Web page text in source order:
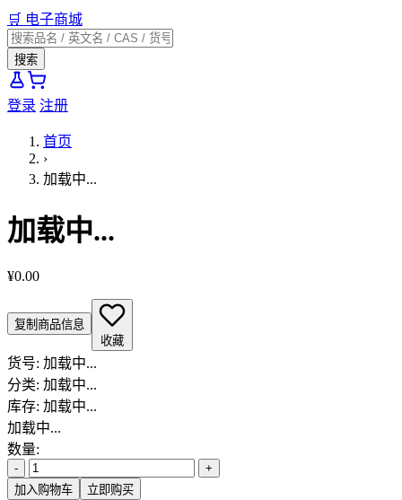
🛒 电子商城
搜索
登录 注册
首页
›
加载中...
加载中...
¥0.00
复制商品信息
收藏
货号: 加载中...
分类: 加载中...
库存: 加载中...
加载中...
数量:
-
+
加入购物车
立即购买